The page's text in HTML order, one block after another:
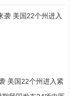
美国22个州进入紧
急状态